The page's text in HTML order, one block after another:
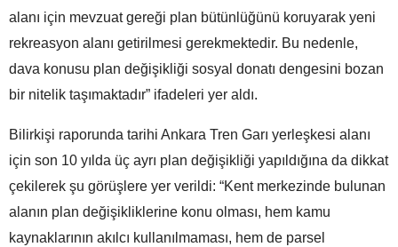
alanı için mevzuat gereği plan bütünlüğünü koruyarak yeni
rekreasyon alanı getirilmesi gerekmektedir. Bu nedenle,
dava konusu plan değişikliği sosyal donatı dengesini bozan
bir nitelik taşımaktadır” ifadeleri yer aldı.
Bilirkişi raporunda tarihi Ankara Tren Garı yerleşkesi alanı
için son 10 yılda üç ayrı plan değişikliği yapıldığına da dikkat
çekilerek şu görüşlere yer verildi: “Kent merkezinde bulunan
alanın plan değişikliklerine konu olması, hem kamu
kaynaklarının akılcı kullanılmaması, hem de parsel